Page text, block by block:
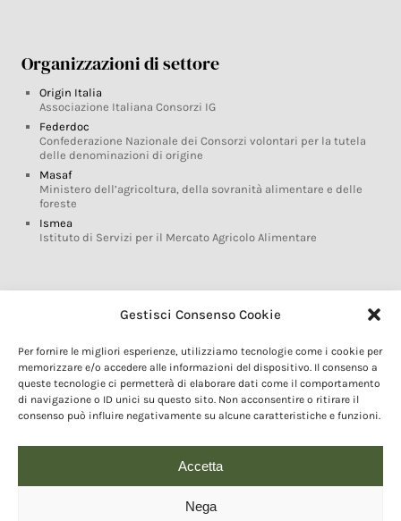
Gestisci Consenso Cookie
Per fornire le migliori esperienze, utilizziamo tecnologie come i cookie per
memorizzare e/o accedere alle informazioni del dispositivo. Il consenso a
queste tecnologie ci permetterà di elaborare dati come il comportamento
di navigazione o ID unici su questo sito. Non acconsentire o ritirare il
consenso può influire negativamente su alcune caratteristiche e funzioni.
Accetta
Nega
Organizzazioni di settore
Origin Italia
Associazione Italiana Consorzi IG
Federdoc
Confederazione Nazionale dei Consorzi volontari per la tutela
delle denominazioni di origine
Masaf
Ministero dell’agricoltura, della sovranità alimentare e delle
foreste
Ismea
Istituto di Servizi per il Mercato Agricolo Alimentare
Glossario DOP IGP
Marchi DOP IGP
Normativa prodotti DOP IGP
Consorzi di Tutela
Farm To Fork e prodotti DOP IGP